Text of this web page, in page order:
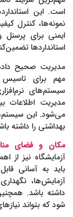
است. این
نمونه‌ها، کنترل
ایمنی برای
استانداردها
مدیریت صحیح
مهم برای تاسیس
سیستم‌های
می‌شود. این
بهداشتی را داشته
مکان و فضای
آزمایشگاه نیز از
باید به آسانی
آزمایش‌ها،
داشته باشد.
شود که بتواند